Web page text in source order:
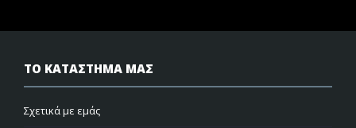
ΤΟ ΚΑΤΑΣΤΗΜΑ ΜΑΣ
Σχετικά με εμάς